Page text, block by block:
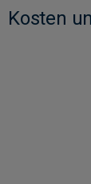
Kosten